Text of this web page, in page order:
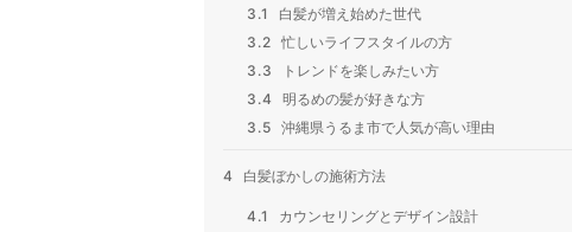
3.1
白髪が増え始めた世代
3.2 忙しいライフスタイルの方
3.3
トレンドを楽しみたい方
3.4
明るめの髪が好きな方
3.5 沖縄県うるま市で人気が高い理由
4 白髪ぼかしの施術方法
4.1
カウンセリングとデザイン設計